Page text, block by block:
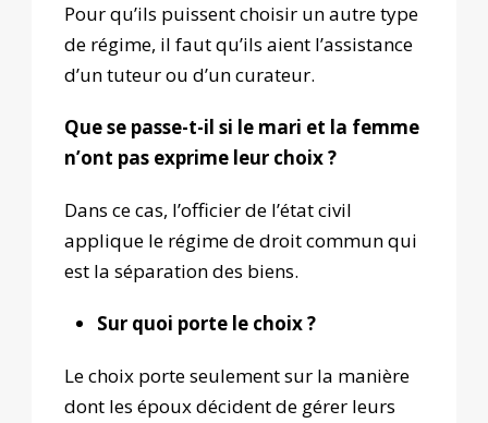
Pour qu’ils puissent choisir un autre type
de régime, il faut qu’ils aient l’assistance
d’un tuteur ou d’un curateur.
Que se passe-t-il si le mari et la femme
n’ont pas exprime leur choix ?
Dans ce cas, l’officier de l’état civil
applique le régime de droit commun qui
est la séparation des biens.
Sur quoi porte le choix ?
Le choix porte seulement sur la manière
dont les époux décident de gérer leurs